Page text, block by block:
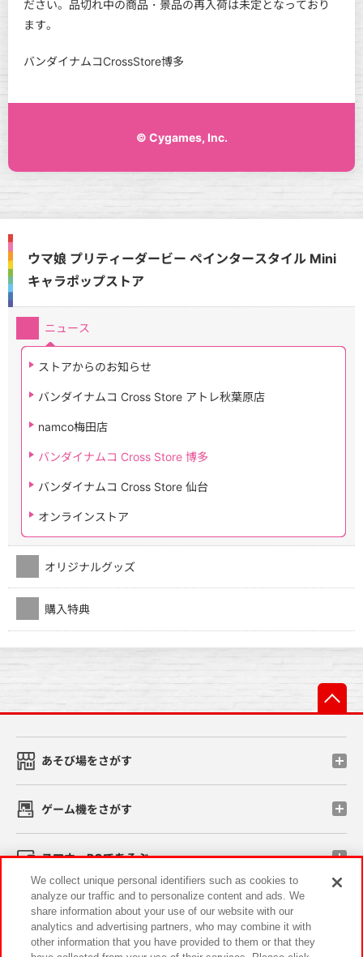
ださい。品切れ中の商品・景品の再入荷は未定となっており
ます。
バンダイナムコCrossStore博多
© Cygames, Inc.
ウマ娘 プリティーダービー ペインタースタイル Mini
キャラポップストア
ニュース
ストアからのお知らせ
バンダイナムコ Cross Store アトレ秋葉原店
namco梅田店
バンダイナムコ Cross Store 博多
バンダイナムコ Cross Store 仙台
オンラインストア
オリジナルグッズ
購入特典
あそび場をさがす
ゲーム機をさがす
スマホ・PCであそぶ
イベント・キャンペーン
We collect unique personal identifiers such as cookies to
analyze our traffic and to personalize content and ads. We
share information about your use of our website with our
analytics and advertising partners, who may combine it with
other information that you have provided to them or that they